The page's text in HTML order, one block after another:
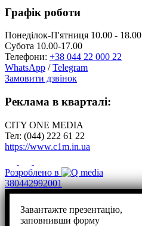
Графік роботи
Понеділок-П'ятниця 10.00 - 18.00
Субота 10.00-17.00
Телефони: +38 044 22 000 22
WhatsApp /Telegram
Замовити дзвінок
Реклама в кварталі:
CITY ONE MEDIA
Тел: (044) 222 61 22
https://www.c1m.in.ua
Розроблено в
380442992001
Завантажте презентацію,
заповнивши форму